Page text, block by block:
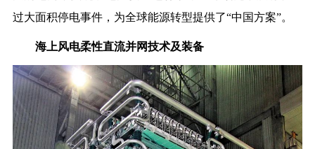
过大面积停电事件，为全球能源转型提供了“中国方案”。
海上风电柔性直流并网技术及装备